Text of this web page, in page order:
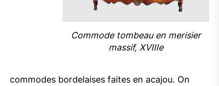
Commode tombeau en merisier
massif, XVIIIe
commodes bordelaises faites en acajou. On